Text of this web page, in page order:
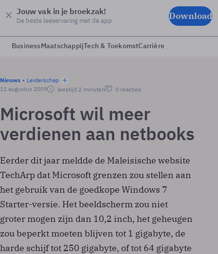
Jouw vak in je broekzak!
De beste leeservaring met de app Download
BusinessMaatschappijTech & ToekomstCarrière
Nieuws
Leiderschap
11 augustus 2009
leestijd 2 minuten 0 reacties
Microsoft wil meer
verdienen aan netbooks
Eerder dit jaar meldde de Maleisische website
TechArp dat Microsoft grenzen zou stellen aan
het gebruik van de goedkope Windows 7
Starter-versie. Het beeldscherm zou niet
groter mogen zijn dan 10,2 inch, het geheugen
zou beperkt moeten blijven tot 1 gigabyte, de
harde schijf tot 250 gigabyte, of tot 64 gigabyte